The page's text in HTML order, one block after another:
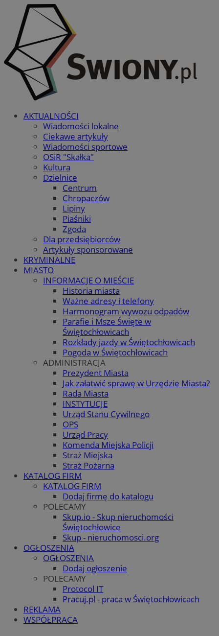
AKTUALNOŚCI
Wiadomości lokalne
Ciekawe artykuły
Wiadomości sportowe
OSiR "Skałka"
Kultura
Dzielnice
Centrum
Chropaczów
Lipiny
Piaśniki
Zgoda
Dla przedsiębiorców
Artykuły sponsorowane
KRYMINALNE
MIASTO
INFORMACJE O MIEŚCIE
Historia miasta
Ważne adresy i telefony
Harmonogram wywozu odpadów
Parafie i Msze Święte w
Świętochłowicach
Rozkłady jazdy w Świętochłowicach
Pogoda w Świętochłowicach
ADMINISTRACJA
Prezydent Miasta
Jak załatwić sprawę w Urzędzie Miasta?
Rada Miasta
INSTYTUCJE
Urząd Stanu Cywilnego
OPS
Urząd Pracy
Komenda Miejska Policji
Straż Miejska
Straż Pożarna
KATALOG FIRM
KATALOG FIRM
Dodaj firmę do katalogu
POLECAMY
Skup.io - Skup nieruchomości
Świętochłowice
Skup - nieruchomosci.org
OGŁOSZENIA
OGŁOSZENIA
Dodaj ogłoszenie
POLECAMY
Protocol IT
Pracuj.pl - praca w Świętochłowicach
REKLAMA
WSPÓŁPRACA